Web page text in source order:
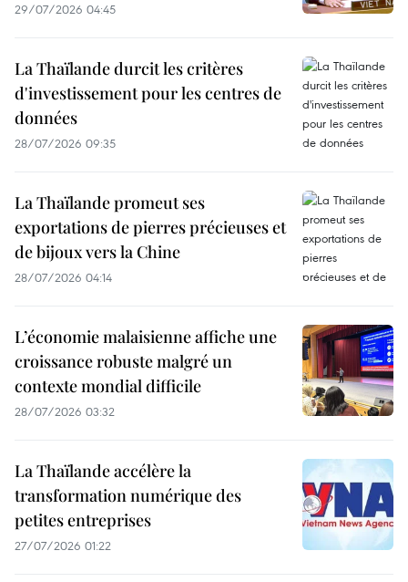
29/07/2026 04:45
La Thaïlande durcit les critères
d'investissement pour les centres de
données
28/07/2026 09:35
La Thaïlande promeut ses
exportations de pierres précieuses et
de bijoux vers la Chine
28/07/2026 04:14
L’économie malaisienne affiche une
croissance robuste malgré un
contexte mondial difficile
28/07/2026 03:32
La Thaïlande accélère la
transformation numérique des
petites entreprises
27/07/2026 01:22